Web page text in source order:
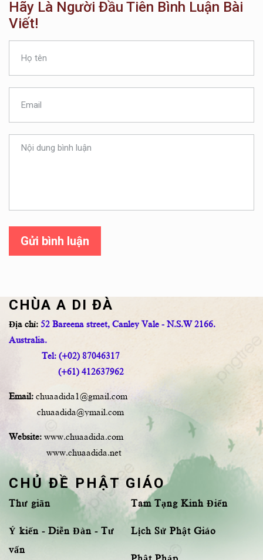
Hãy Là Người Đầu Tiên Bình Luận Bài
Viết!
Gửi bình luận
CHÙA A DI ĐÀ
Địa chỉ: 52 Bareena street, Canley Vale - N.S.W 2166.
Australia.
Tel: (+02) 87046317
(+61) 412637962
Email: chuaadida1@gmail.com
chuaadida@ymail.com
Website: www.chuaadida.com
www.chuaadida.net
CHỦ ĐỀ PHẬT GIÁO
Thư giãn
Ý kiến - Diễn Đàn - Tư
vấn
Tam Tạng Kinh Điển
Lịch Sử Phật Giáo